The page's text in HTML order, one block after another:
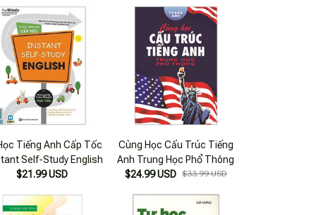
Tiếng Anh Cấp Tốc
Self-Study English
$21.99 USD
Cùng Học Cấu Trúc Tiếng
Anh Trung Học Phổ Thông
$24.99 USD $33.99 USD